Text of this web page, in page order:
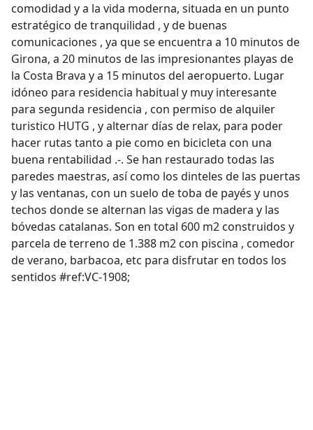
comodidad y a la vida moderna, situada en un punto
estratégico de tranquilidad , y de buenas
comunicaciones , ya que se encuentra a 10 minutos de
Girona, a 20 minutos de las impresionantes playas de
la Costa Brava y a 15 minutos del aeropuerto. Lugar
idóneo para residencia habitual y muy interesante
para segunda residencia , con permiso de alquiler
turistico HUTG , y alternar días de relax, para poder
hacer rutas tanto a pie como en bicicleta con una
buena rentabilidad .-. Se han restaurado todas las
paredes maestras, así como los dinteles de las puertas
y las ventanas, con un suelo de toba de payés y unos
techos donde se alternan las vigas de madera y las
bóvedas catalanas. Son en total 600 m2 construidos y
parcela de terreno de 1.388 m2 con piscina , comedor
de verano, barbacoa, etc para disfrutar en todos los
sentidos #ref:VC-1908;